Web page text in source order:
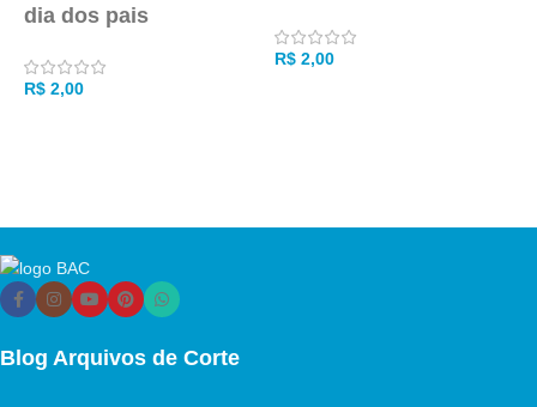
dia dos pais
R$ 2,00
R$2,00
Blog Arquivos de Corte